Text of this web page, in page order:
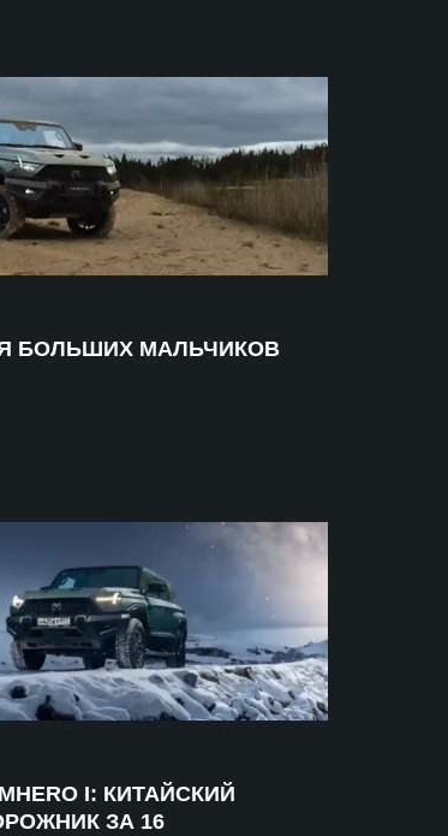
БОЛЬШИХ МАЛЬЧИКОВ
I: КИТАЙСКИЙ
ЗА 16